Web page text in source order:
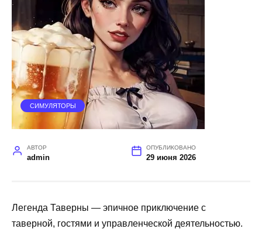
СИМУЛЯТОРЫ
АВТОР
admin
ОПУБЛИКОВАНО
29 июня 2026
Легенда Таверны — эпичное приключение с
таверной, гостями и управленческой деятельностью.